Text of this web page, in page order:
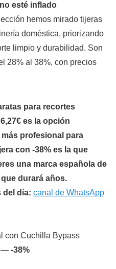
esté inflado
hemos mirado tijeras
doméstica, priorizando
limpio y durabilidad. Son
28% al 38%, con precios
para recortes
es la opción
profesional para
con -38% es la que
una marca española de
durará años.
del día: canal de WhatsApp
con Cuchilla Bypass
— -38%